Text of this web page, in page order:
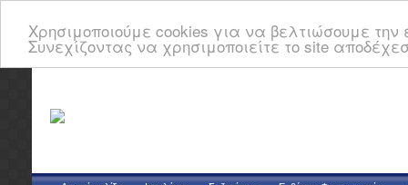
Χρησιμοποιούμε cookies για να βελτιώσουμε
Συνεχίζοντας να χρησιμοποιείτε το site